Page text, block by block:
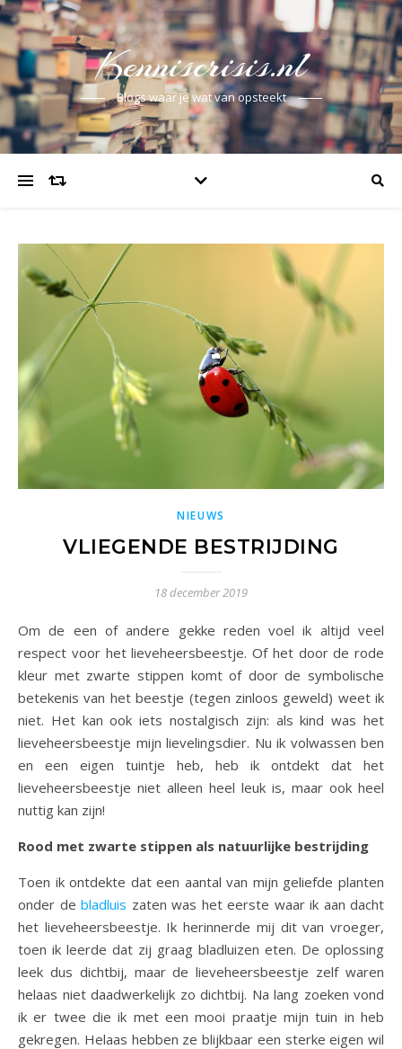
Kenniscrisis.nl
Blogs waar je wat van opsteekt
NIEUWS
VLIEGENDE BESTRIJDING
18 december 2019
Om de een of andere gekke reden voel ik altijd veel
respect voor het lieveheersbeestje. Of het door de rode
kleur met zwarte stippen komt of door de symbolische
betekenis van het beestje (tegen zinloos geweld) weet ik
niet. Het kan ook iets nostalgisch zijn: als kind was het
lieveheersbeestje mijn lievelingsdier. Nu ik volwassen ben
en een eigen tuintje heb, heb ik ontdekt dat het
lieveheersbeestje niet alleen heel leuk is, maar ook heel
nuttig kan zijn!
Rood met zwarte stippen als natuurlijke bestrijding
Toen ik ontdekte dat een aantal van mijn geliefde planten
onder de bladluis zaten was het eerste waar ik aan dacht
het lieveheersbeestje. Ik herinnerde mij dit van vroeger,
toen ik leerde dat zij graag bladluizen eten. De oplossing
leek dus dichtbij, maar de lieveheersbeestje zelf waren
helaas niet daadwerkelijk zo dichtbij. Na lang zoeken vond
ik er twee die ik met een mooi praatje mijn tuin in heb
gekregen. Helaas hebben ze blijkbaar een sterke eigen wil